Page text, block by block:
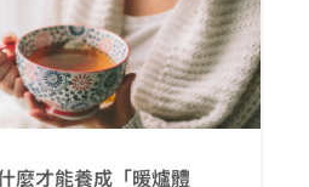
麼才能養成「暖爐體